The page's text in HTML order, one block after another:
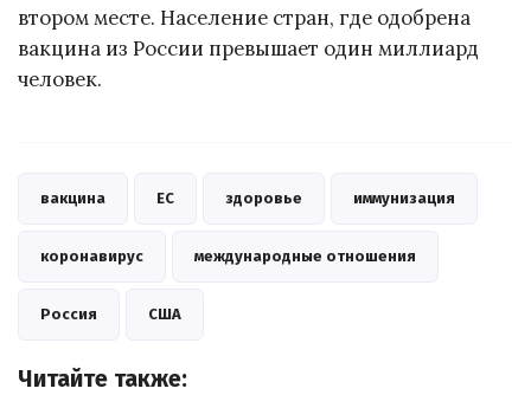
втором месте. Население стран, где одобрена
вакцина из России превышает один миллиард
человек.
вакцина ЕС здоровье иммунизация
коронавирус международные отношения
Россия США
Читайте также: